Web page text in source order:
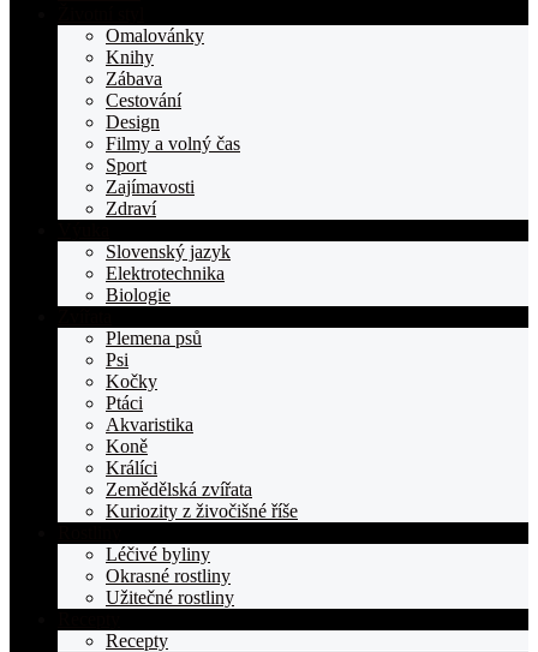
Omalovánky
Knihy
Zábava
Cestování
Design
Filmy a volný čas
Sport
Zajímavosti
Zdraví
Slovenský jazyk
Elektrotechnika
Biologie
Plemena psů
Psi
Kočky
Ptáci
Akvaristika
Koně
Králíci
Zemědělská zvířata
Kuriozity z živočišné říše
Léčivé byliny
Okrasné rostliny
Užitečné rostliny
Recepty